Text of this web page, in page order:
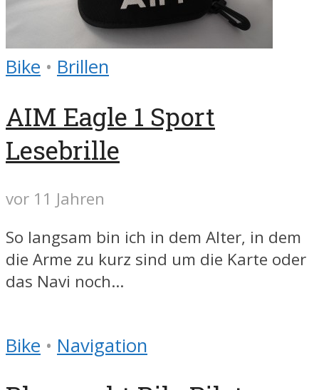
Bike • Brillen
AIM Eagle 1 Sport
Lesebrille
vor 11 Jahren
So langsam bin ich in dem Alter, in dem
die Arme zu kurz sind um die Karte oder
das Navi noch...
Bike • Navigation